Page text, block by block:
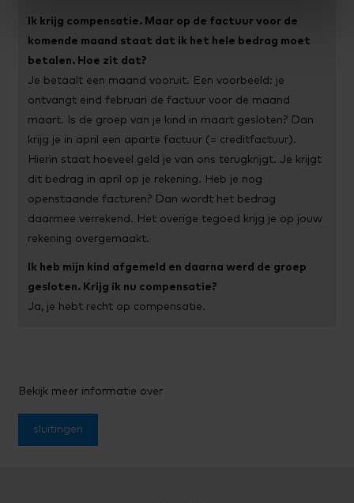
Ik krijg compensatie. Maar op de factuur voor de
komende maand staat dat ik het hele bedrag moet
betalen. Hoe zit dat?
Je betaalt een maand vooruit. Een voorbeeld: je
ontvangt eind februari de factuur voor de maand
maart. Is de groep van je kind in maart gesloten? Dan
krijg je in april een aparte factuur (= creditfactuur).
Hierin staat hoeveel geld je van ons terugkrijgt. Je krijgt
dit bedrag in april op je rekening. Heb je nog
openstaande facturen? Dan wordt het bedrag
daarmee verrekend. Het overige tegoed krijg je op jouw
rekening overgemaakt.
Ik heb mijn kind afgemeld en daarna werd de groep
gesloten. Krijg ik nu compensatie?
Ja, je hebt recht op compensatie.
Bekijk meer informatie over
sluitingen